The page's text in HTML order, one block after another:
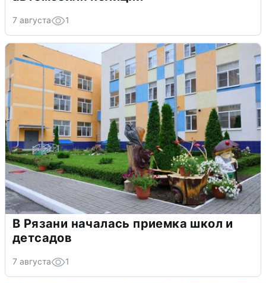
7 августа 1
В Рязани началась приемка школ и
детсадов
7 августа 1